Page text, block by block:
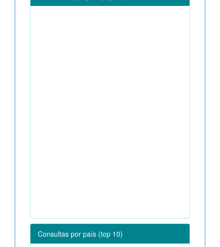
Consultas por país (top 10)